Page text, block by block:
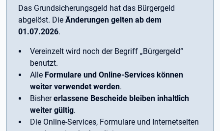
Das Grundsicherungsgeld hat das Bürgergeld
abgelöst. Die Änderungen gelten ab dem
01.07.2026.
Vereinzelt wird noch der Begriff ­„Bürgergeld“
benutzt.
Alle Formulare und Online-Services können
weiter verwendet werden.
Bishererlassene Bescheide bleiben inhaltlich
weiter gültig.
Die Online-Services, Formulare und Internetseiten